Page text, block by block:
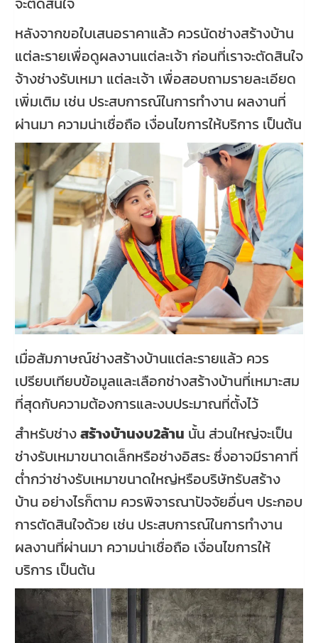
หลังจากขอใบเสนอราคาแล้ว ควรนัดช่างสร้างบ้าน
แต่ละรายเพื่อดูผลงานแต่ละเจ้า ก่อนที่เราจะตัดสินใจ
จ้างช่างรับเหมา แต่ละเจ้า เพื่อสอบถามรายละเอียด
เพิ่มเติม เช่น ประสบการณ์ในการทำงาน ผลงานที่
ผ่านมา ความน่าเชื่อถือ เงื่อนไขการให้บริการ เป็นต้น
เมื่อสัมภาษณ์ช่างสร้างบ้านแต่ละรายแล้ว ควร
เปรียบเทียบข้อมูลและเลือกช่างสร้างบ้านที่เหมาะสม
ที่สุดกับความต้องการและงบประมาณที่ตั้งไว้
สำหรับช่างสร้างบ้านงบ2ล้าน นั้น ส่วนใหญ่จะเป็น
ช่างรับเหมาขนาดเล็กหรือช่างอิสระ ซึ่งอาจมีราคาที่
ต่ำกว่าช่างรับเหมาขนาดใหญ่หรือบริษัทรับสร้าง
บ้าน อย่างไรก็ตาม ควรพิจารณาปัจจัยอื่นๆ ประกอบ
การตัดสินใจด้วย เช่น ประสบการณ์ในการทำงาน
ผลงานที่ผ่านมา ความน่าเชื่อถือ เงื่อนไขการให้
บริการ เป็นต้น